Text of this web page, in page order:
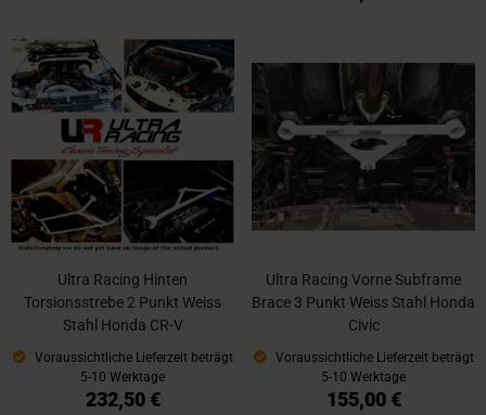
Ultra Racing Hinten
Torsionsstrebe 2 Punkt Weiss
Stahl Honda CR-V
Voraussichtliche Lieferzeit beträgt
5-10 Werktage
232,50 €
Ultra Racing Vorne Subframe
Brace 3 Punkt Weiss Stahl Honda
Civic
Voraussichtliche Lieferzeit beträgt
5-10 Werktage
155,00 €